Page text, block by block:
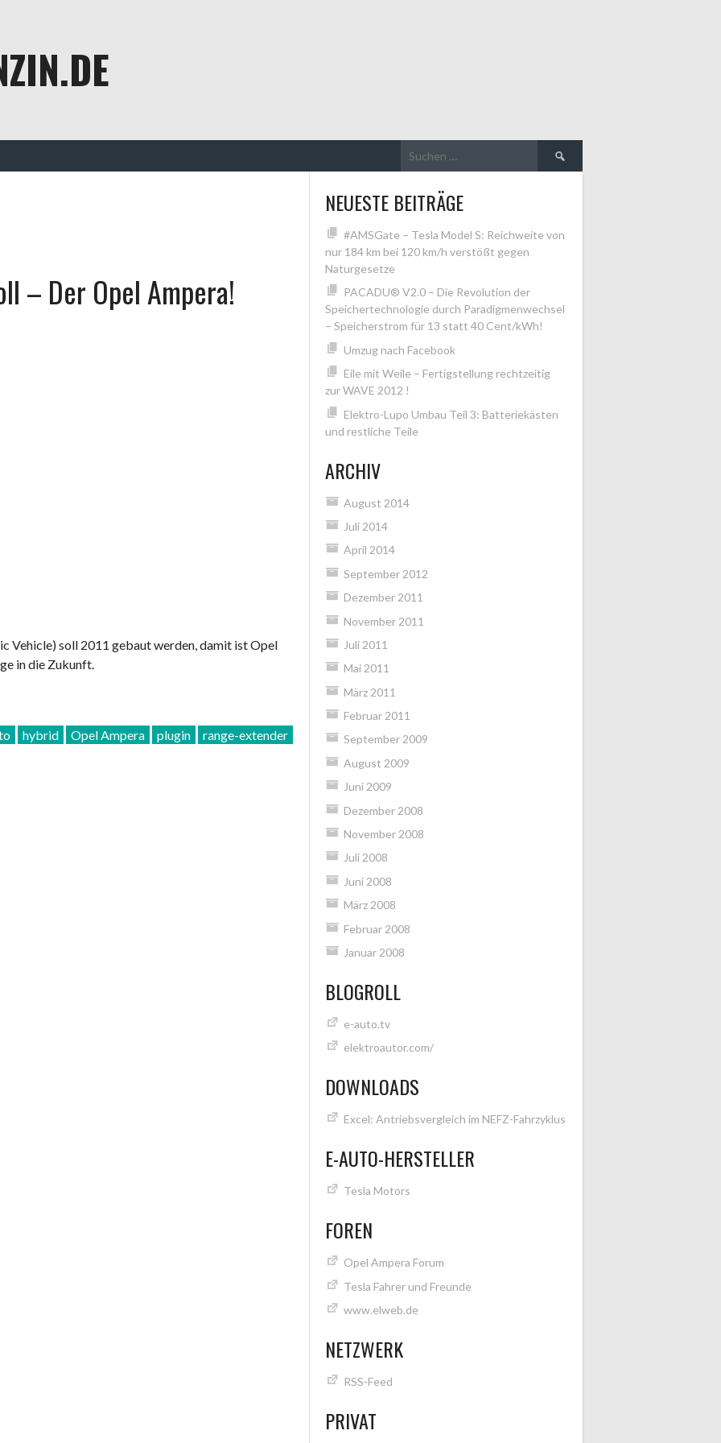
Suchen
nach:
– Der Opel Ampera!
Vehicle) soll 2011 gebaut werden, damit ist Opel
in die Zukunft.
hybrid Opel Ampera plugin range-extender
NEUESTE BEITRÄGE
#AMSGate – Tesla Model S: Reichweite von
nur 184 km bei 120 km/h verstößt gegen
Naturgesetze
PACADU® V2.0 – Die Revolution der
Speichertechnologie durch Paradigmenwechsel
– Speicherstrom für 13 statt 40 Cent/kWh!
Umzug nach Facebook
Eile mit Weile – Fertigstellung rechtzeitig
zur WAVE 2012 !
Elektro-Lupo Umbau Teil 3: Batteriekästen
und restliche Teile
ARCHIV
August 2014
Juli 2014
April 2014
September 2012
Dezember 2011
November 2011
Juli 2011
Mai 2011
März 2011
Februar 2011
September 2009
August 2009
Juni 2009
Dezember 2008
November 2008
Juli 2008
Juni 2008
März 2008
Februar 2008
Januar 2008
BLOGROLL
e-auto.tv
elektroautor.com/
DOWNLOADS
Excel: Antriebsvergleich im NEFZ-Fahrzyklus
E-AUTO-HERSTELLER
Tesla Motors
FOREN
Opel Ampera Forum
Tesla Fahrer und Freunde
www.elweb.de
NETZWERK
RSS-Feed
PRIVAT